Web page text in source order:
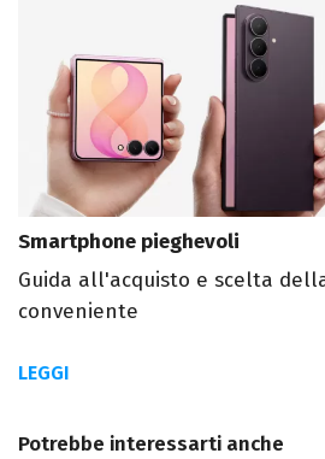
Smartphone pieghevoli
Guida all'acquisto e scelta
conveniente
LEGGI
Potrebbe interessarti anche